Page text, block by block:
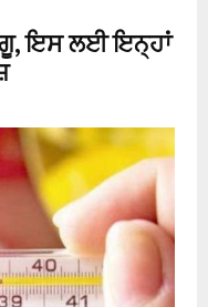
ਇਸ ਲਈ ਇਨ੍ਹਾਂ